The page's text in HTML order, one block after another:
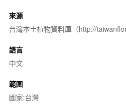
來源
台灣本土植物資料庫（http://
語言
中文
範圍
國家:台灣